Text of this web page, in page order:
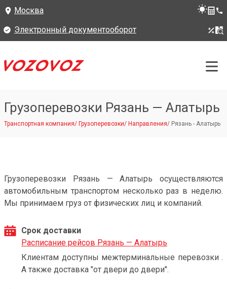
Москва
Электронный документооборот
Грузоперевозки Рязань — Алатырь
Транспортная компания/ Грузоперевозки/ Направления/ Рязань - Алатырь
Грузоперевозки Рязань — Алатырь осуществляются
автомобильным транспортом несколько раз в неделю.
Мы принимаем груз от физических лиц и компаний.
Срок доставки
Расписание рейсов Рязань — Алатырь
Клиентам доступны межтерминальные перевозки .
А также доставка "от двери до двери".